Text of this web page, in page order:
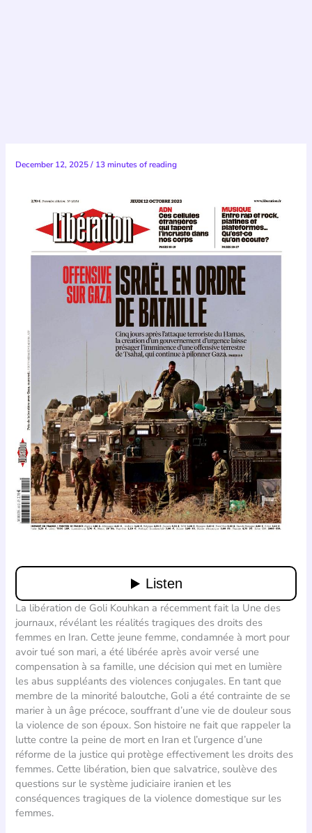
December 12, 2025/ 13 minutes of reading
La libération de Goli Kouhkan a récemment fait la Une des
journaux, révélant les réalités tragiques des droits des
femmes en Iran. Cette jeune femme, condamnée à mort pour
avoir tué son mari, a été libérée après avoir versé une
compensation à sa famille, une décision qui met en lumière
les abus suppléants des violences conjugales. En tant que
membre de la minorité baloutche, Goli a été contrainte de se
marier à un âge précoce, souffrant d’une vie de douleur sous
la violence de son époux. Son histoire ne fait que rappeler la
lutte contre la peine de mort en Iran et l’urgence d’une
réforme de la justice qui protège effectivement les droits des
femmes. Cette libération, bien que salvatrice, soulève des
questions sur le système judiciaire iranien et les
conséquences tragiques de la violence domestique sur les
femmes.